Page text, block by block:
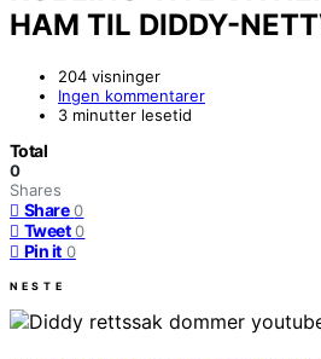
HAM TIL DIDDY-
204 visninger
Ingen kommentarer
3 minutter lesetid
Total
0
Shares
Share 0
Tweet 0
Pin it 0
NESTE